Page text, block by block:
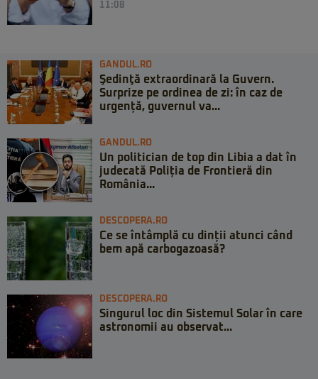
11:08
GANDUL.RO
Şedinţă extraordinară la Guvern.
Surprize pe ordinea de zi: în caz de
urgență, guvernul va...
GANDUL.RO
Un politician de top din Libia a dat în
judecată Poliția de Frontieră din
România...
DESCOPERA.RO
Ce se întâmplă cu dinții atunci când
bem apă carbogazoasă?
DESCOPERA.RO
Singurul loc din Sistemul Solar în care
astronomii au observat...